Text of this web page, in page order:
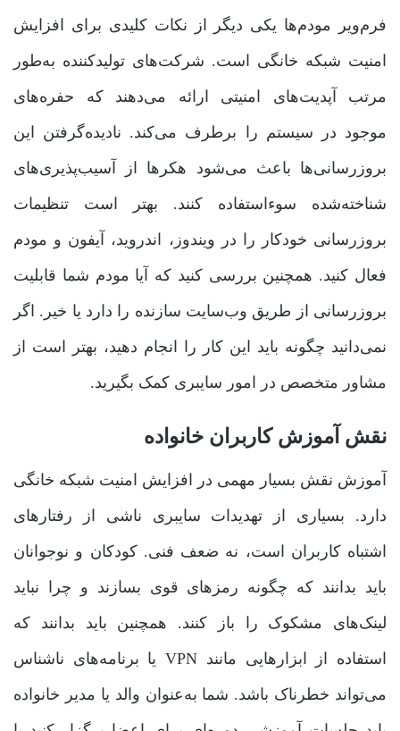
فرم‌ویر مودم‌ها یکی دیگر از نکات کلیدی برای افزایش
امنیت شبکه خانگی است. شرکت‌های تولیدکننده به‌طور
مرتب آپدیت‌های امنیتی ارائه می‌دهند که حفره‌های
موجود در سیستم را برطرف می‌کند. نادیده‌گرفتن این
بروزرسانی‌ها باعث می‌شود هکرها از آسیب‌پذیری‌های
شناخته‌شده سوءاستفاده کنند. بهتر است تنظیمات
بروزرسانی خودکار را در ویندوز، اندروید، آیفون و مودم
فعال کنید. همچنین بررسی کنید که آیا مودم شما قابلیت
بروزرسانی از طریق وب‌سایت سازنده را دارد یا خیر. اگر
نمی‌دانید چگونه باید این کار را انجام دهید، بهتر است از
مشاور متخصص در امور سایبری کمک بگیرید.
نقش آموزش کاربران خانواده
آموزش نقش بسیار مهمی در افزایش امنیت شبکه خانگی
دارد. بسیاری از تهدیدات سایبری ناشی از رفتارهای
اشتباه کاربران است، نه ضعف فنی. کودکان و نوجوانان
باید بدانند که چگونه رمزهای قوی بسازند و چرا نباید
لینک‌های مشکوک را باز کنند. همچنین باید بدانند که
استفاده از ابزارهایی مانند VPN یا برنامه‌های ناشناس
می‌تواند خطرناک باشد. شما به‌عنوان والد یا مدیر خانواده